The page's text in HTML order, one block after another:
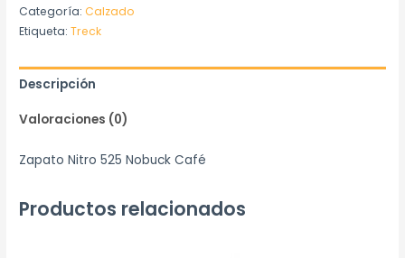
Categoría:Calzado
Etiqueta:Treck
Descripción
Valoraciones (0)
Zapato Nitro 525 Nobuck Café
Productos relacionados